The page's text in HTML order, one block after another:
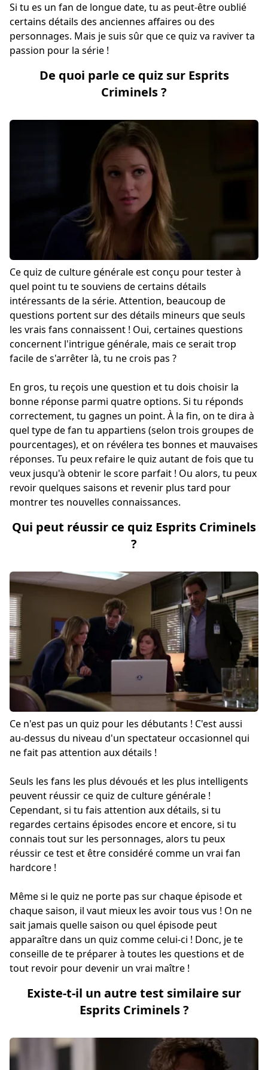
Si tu es un fan de longue date, tu as peut-être oublié
certains détails des anciennes affaires ou des
personnages. Mais je suis sûr que ce quiz va raviver ta
passion pour la série !
De quoi parle ce quiz sur Esprits
Criminels ?
Ce quiz de culture générale est conçu pour tester à
quel point tu te souviens de certains détails
intéressants de la série. Attention, beaucoup de
questions portent sur des détails mineurs que seuls
les vrais fans connaissent ! Oui, certaines questions
concernent l'intrigue générale, mais ce serait trop
facile de s'arrêter là, tu ne crois pas ?
En gros, tu reçois une question et tu dois choisir la
bonne réponse parmi quatre options. Si tu réponds
correctement, tu gagnes un point. À la fin, on te dira à
quel type de fan tu appartiens (selon trois groupes de
pourcentages), et on révélera tes bonnes et mauvaises
réponses. Tu peux refaire le quiz autant de fois que tu
veux jusqu'à obtenir le score parfait ! Ou alors, tu peux
revoir quelques saisons et revenir plus tard pour
montrer tes nouvelles connaissances.
Qui peut réussir ce quiz Esprits Criminels
?
Ce n'est pas un quiz pour les débutants ! C'est aussi
au-dessus du niveau d'un spectateur occasionnel qui
ne fait pas attention aux détails !
Seuls les fans les plus dévoués et les plus intelligents
peuvent réussir ce quiz de culture générale !
Cependant, si tu fais attention aux détails, si tu
regardes certains épisodes encore et encore, si tu
connais tout sur les personnages, alors tu peux
réussir ce test et être considéré comme un vrai fan
hardcore !
Même si le quiz ne porte pas sur chaque épisode et
chaque saison, il vaut mieux les avoir tous vus ! On ne
sait jamais quelle saison ou quel épisode peut
apparaître dans un quiz comme celui-ci ! Donc, je te
conseille de te préparer à toutes les questions et de
tout revoir pour devenir un vrai maître !
Existe-t-il un autre test similaire sur
Esprits Criminels ?